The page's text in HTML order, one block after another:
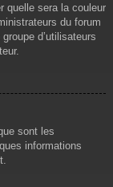
quelle sera la couleur
du forum
d’utilisateurs
sont les
informations